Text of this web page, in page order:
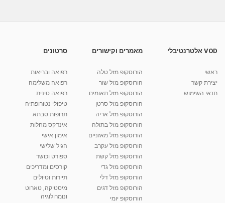
VOD אלטרנטיבלי
ראשי
יצירת קשר
תנאי השימוש
מאמרים וקישורים
הורוסקופ מזל טלה
הורוסקופ מזל שור
הורוסקופ מזל תאומים
הורוסקופ מזל סרטן
הורוסקופ מזל אריה
הורוסקופ מזל בתולה
הורוסקופ מזל מאזניים
הורוסקופ מזל עקרב
הורוסקופ מזל קשת
הורוסקופ מזל גדי
הורוסקופ מזל דלי
הורוסקופ מזל דגים
הורוסקופ יומי
סרטונים
רפואה ובריאות
רפואה משלימה
רפואה סינית
טיפולי נטורופתיה
תרופות סבתא
אינדקס מחלות
אימון אישי
הגיל שלישי
ספורט וכושר
קורסים ומדריכים
תיירות וטיולים
מיסטיקה, טארוט
ונומרולוגיה